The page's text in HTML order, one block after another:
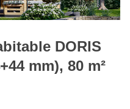
DORIS
mm), 80 m²